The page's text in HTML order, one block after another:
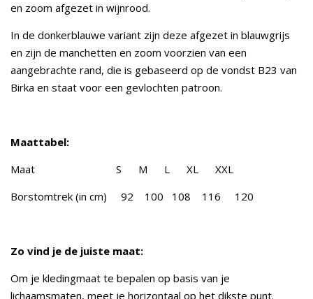
en zoom afgezet in wijnrood.
In de donkerblauwe variant zijn deze afgezet in blauwgrijs
en zijn de manchetten en zoom voorzien van een
aangebrachte rand, die is gebaseerd op de vondst B23 van
Birka en staat voor een gevlochten patroon.
Maattabel:
Maat S M L XL XXL
Borstomtrek (in cm) 92 100 108 116 120
Zo vind je de juiste maat:
Om je kledingmaat te bepalen op basis van je
lichaamsmaten, meet je horizontaal op het dikste punt.